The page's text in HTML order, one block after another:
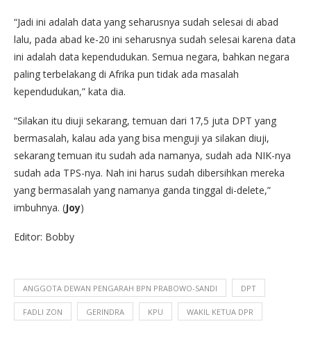
“Jadi ini adalah data yang seharusnya sudah selesai di abad
lalu, pada abad ke-20 ini seharusnya sudah selesai karena data
ini adalah data kependudukan. Semua negara, bahkan negara
paling terbelakang di Afrika pun tidak ada masalah
kependudukan,” kata dia.
“Silakan itu diuji sekarang, temuan dari 17,5 juta DPT yang
bermasalah, kalau ada yang bisa menguji ya silakan diuji,
sekarang temuan itu sudah ada namanya, sudah ada NIK-nya
sudah ada TPS-nya. Nah ini harus sudah dibersihkan mereka
yang bermasalah yang namanya ganda tinggal di-delete,”
imbuhnya. (Joy)
Editor: Bobby
ANGGOTA DEWAN PENGARAH BPN PRABOWO-SANDI DPT
FADLI ZON GERINDRA KPU WAKIL KETUA DPR